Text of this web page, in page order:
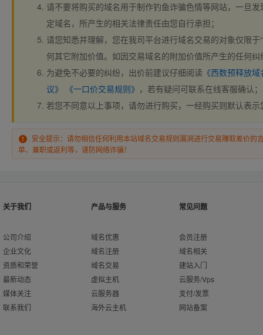
请不要将购买的域名用于制作钓鱼诈骗色情等网站，一旦
定域名，所产生的相关法律责任由您自行承担；
请您知悉并理解，您在我司平台进行域名交易的对象仅限于
何其它附加价值。如因交易域名的附加价值所产生的任何
为避免不必要的纠纷，出价前建议仔细阅读 《西数预释放
议》
《一口价交易规则》 ，若有疑问可联系在线客服确认；
若您不同意以上事项，请勿进行购买，一经购买则默认表
安全提示：请勿相信任何利用本站域名交易规则漏洞进行交易赚取差价的
单、兼职或返利等，谨防网络诈骗！
关于我们
公司介绍
企业文化
资质和荣誉
最新动态
媒体关注
联系我们
产品与服务
域名优惠
域名注册
域名交易
虚拟主机
云服务器
海外云主机
常见问题
会员注册
域名相关
建站入门
云服务/Vps
支付/发票
网站备案